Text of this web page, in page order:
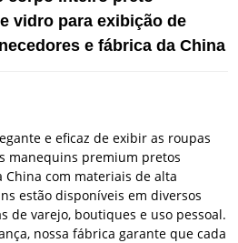
vidro para exibição de
e fábrica da China
e eficaz de exibir as roupas
manequins premium pretos
China com materiais de alta
estão disponíveis em diversos
de varejo, boutiques e uso pessoal.
nossa fábrica garante que cada